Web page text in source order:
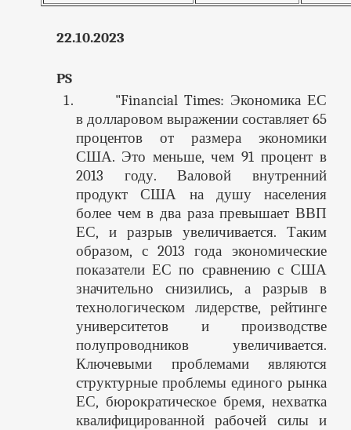
22.10.2023
PS
"Financial Times: Экономика ЕС
в долларовом выражении составляет 65
процентов от размера экономики
США. Это меньше, чем 91 процент в
2013 году. Валовой внутренний
продукт США на душу населения
более чем в два раза превышает ВВП
ЕС, и разрыв увеличивается. Таким
образом, с 2013 года экономические
показатели ЕС по сравнению с США
значительно снизились, а разрыв в
технологическом лидерстве, рейтинге
университетов и производстве
полупроводников увеличивается.
Ключевыми проблемами являются
структурные проблемы единого рынка
ЕС, бюрократическое бремя, нехватка
квалифицированной рабочей силы и